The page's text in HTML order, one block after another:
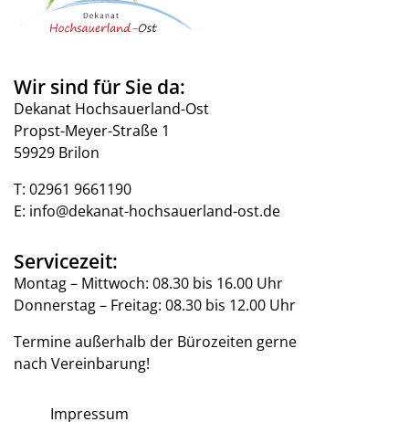
Wir sind für Sie da:
Dekanat Hochsauerland-Ost
Propst-Meyer-Straße 1
59929 Brilon
T: 02961 9661190
E: info@dekanat-hochsauerland-ost.de
Servicezeit:
Montag – Mittwoch: 08.30 bis 16.00 Uhr
Donnerstag – Freitag: 08.30 bis 12.00 Uhr
Termine außerhalb der Bürozeiten gerne
nach Vereinbarung!
Impressum